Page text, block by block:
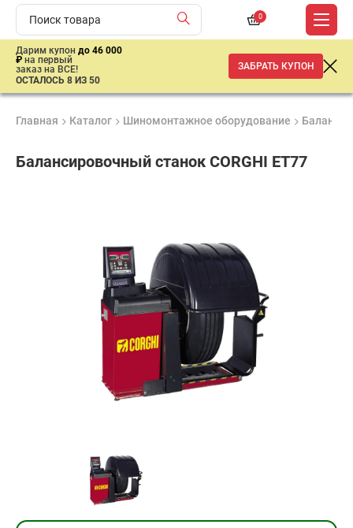
0
Дарим купон до 46 000
₽ на первый
заказ на ВСЕ!
ОСТАЛОСЬ 8 ИЗ 50
ЗАБРАТЬ КУПОН
Главная Каталог Шиномонтажное оборудование
Балансировочный станок CORGHI ET77
рыночной
Добавить в корзину